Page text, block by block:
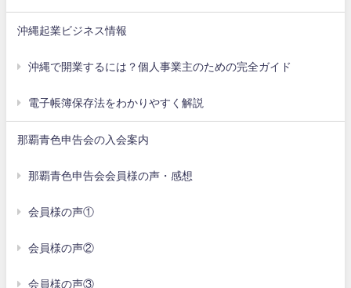
沖縄起業ビジネス情報
沖縄で開業するには？個人事業主のための完全ガイド
電子帳簿保存法をわかりやすく解説
那覇青色申告会の入会案内
那覇青色申告会会員様の声・感想
会員様の声①
会員様の声②
会員様の声③